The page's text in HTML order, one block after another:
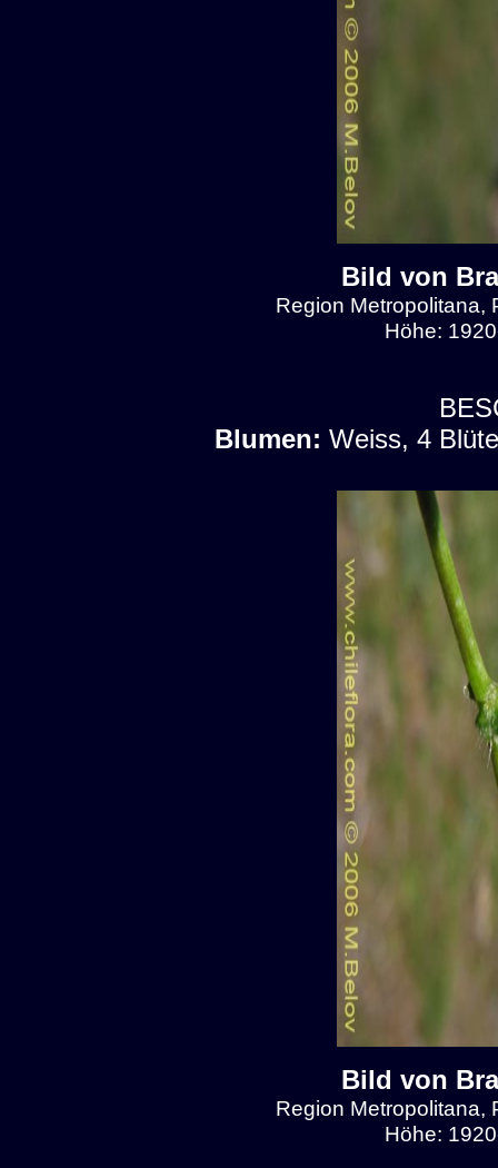
Bild von
Region Metropolitana,
Höhe:
Blumen: Weiss, 4
Bild von
Region Metropolitana,
Höhe: